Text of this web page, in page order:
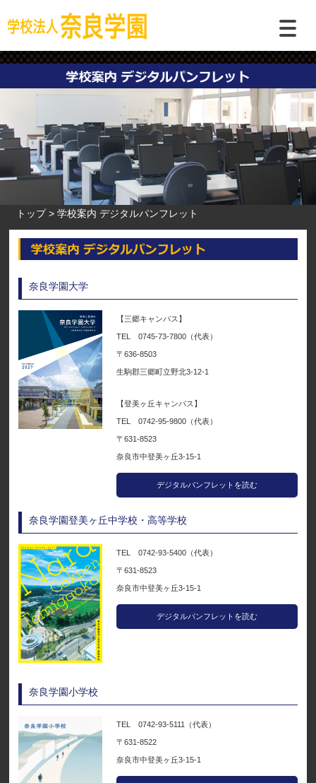
トップ 学校案内 デジタルパンフレット
奈良学園大学
【三郷キャンパス】
TEL 0745-73-7800（代表）
〒636-8503
生駒郡三郷町立野北3-12-1
【登美ヶ丘キャンパス】
TEL 0742-95-9800（代表）
〒631-8523
奈良市中登美ヶ丘3-15-1
デジタルパンフレットを読む
奈良学園登美ヶ丘中学校・高等学校
TEL 0742-93-5400（代表）
〒631-8523
奈良市中登美ヶ丘3-15-1
デジタルパンフレットを読む
奈良学園小学校
TEL 0742-93-5111（代表）
〒631-8522
奈良市中登美ヶ丘3-15-1